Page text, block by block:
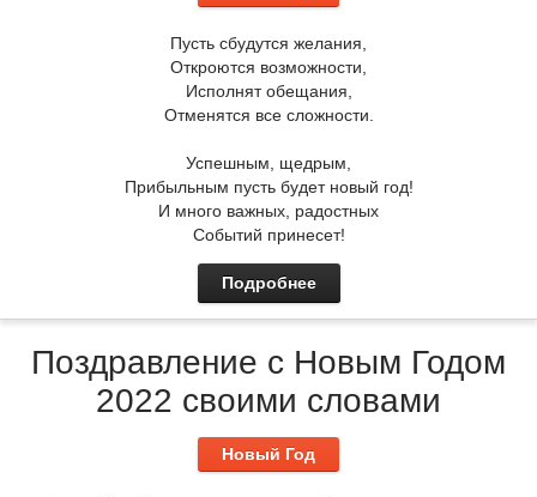
Пусть сбудутся желания,
Откроются возможности,
Исполнят обещания,
Отменятся все сложности.
Успешным, щедрым,
Прибыльным пусть будет новый год!
И много важных, радостных
Событий принесет!
Подробнее
Поздравление с Новым Годом
2022 своими словами
Новый Год